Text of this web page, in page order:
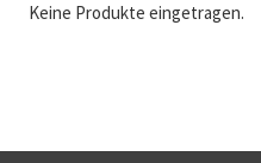
Keine Produkte eingetragen.